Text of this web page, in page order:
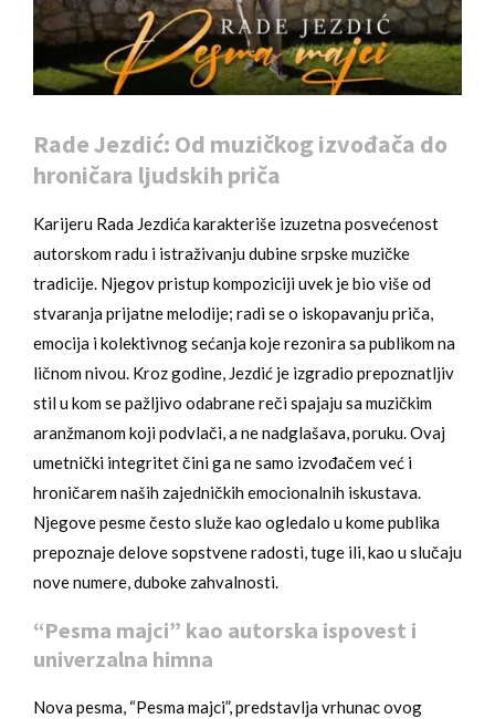
Rade Jezdić: Od muzičkog izvođača do
hroničara ljudskih priča
Karijeru Rada Jezdića karakteriše izuzetna posvećenost
autorskom radu i istraživanju dubine srpske muzičke
tradicije. Njegov pristup kompoziciji uvek je bio više od
stvaranja prijatne melodije; radi se o iskopavanju priča,
emocija i kolektivnog sećanja koje rezonira sa publikom na
ličnom nivou. Kroz godine, Jezdić je izgradio prepoznatljiv
stil u kom se pažljivo odabrane reči spajaju sa muzičkim
aranžmanom koji podvlači, a ne nadglašava, poruku. Ovaj
umetnički integritet čini ga ne samo izvođačem već i
hroničarem naših zajedničkih emocionalnih iskustava.
Njegove pesme često služe kao ogledalo u kome publika
prepoznaje delove sopstvene radosti, tuge ili, kao u slučaju
nove numere, duboke zahvalnosti.
“Pesma majci” kao autorska ispovest i
univerzalna himna
Nova pesma, “Pesma majci”, predstavlja vrhunac ovog